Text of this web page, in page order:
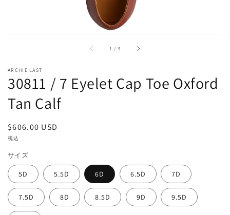
載
て
メ
デ
1 //3
ARCHIE LAST
30811 / 7 Eyelet Cap Toe Oxford
Tan Calf
通
常
価
格
$606.00 USD
税込
サイズ
5D 5.5D 6D 6.5D 7D
7.5D 8D 8.5D 9D 9.5D